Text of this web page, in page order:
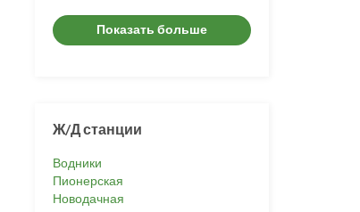
Показать больше
Ж/Д станции
Водники
Пионерская
Новодачная